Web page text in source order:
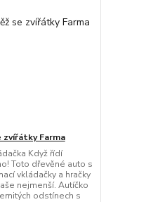
zvířátky Farma
Když řídí
Toto dřevěné auto s
vkládačky a hračky
nejmenší. Autíčko
odstínech s